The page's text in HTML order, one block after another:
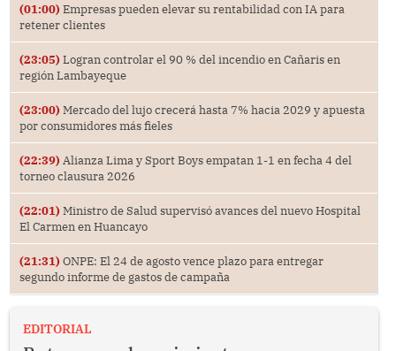
(01:00) Empresas pueden elevar su rentabilidad con IA para
retener clientes
(23:05) Logran controlar el 90 % del incendio en Cañaris en
región Lambayeque
(23:00) Mercado del lujo crecerá hasta 7% hacia 2029 y apuesta
por consumidores más fieles
(22:39) Alianza Lima y Sport Boys empatan 1-1 en fecha 4 del
torneo clausura 2026
(22:01) Ministro de Salud supervisó avances del nuevo Hospital
El Carmen en Huancayo
(21:31) ONPE: El 24 de agosto vence plazo para entregar
segundo informe de gastos de campaña
EDITORIAL